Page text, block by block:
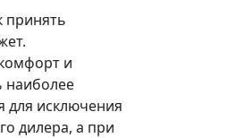
принять
и
наиболее
для исключения
дилера, а при